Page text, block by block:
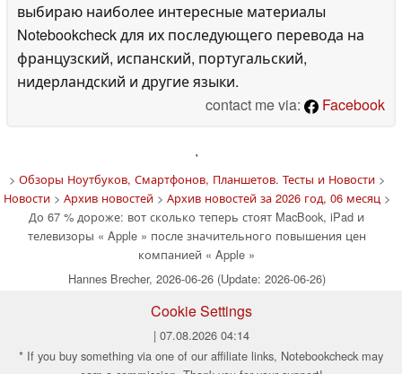
выбираю наиболее интересные материалы
Notebookcheck для их последующего перевода на
французский, испанский, португальский,
нидерландский и другие языки.
contact me via:
Facebook
'
> Обзоры Ноутбуков, Смартфонов, Планшетов. Тесты и Новости>
Новости> Архив новостей> Архив новостей за 2026 год, 06 месяц>
До 67 % дороже: вот сколько теперь стоят MacBook, iPad и
телевизоры « Apple » после значительного повышения цен
компанией « Apple »
Hannes Brecher, 2026-06-26 (Update: 2026-06-26)
Cookie Settings
| 07.08.2026 04:14
* If you buy something via one of our affiliate links, Notebookcheck may